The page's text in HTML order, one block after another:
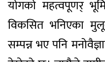
योगको महत्वपूणर्
विकसित भनिएका
सम्पन्न भए पनि